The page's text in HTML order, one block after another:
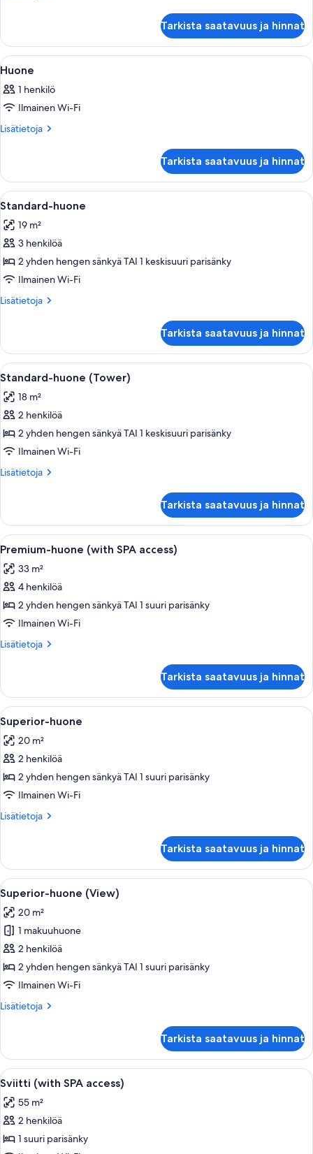
Tarkista saatavuus ja hinnat
Avaa
kaikki
huonetyypin
Huone
kuvat
Hotellihuone, jossa on kaksi
10
Huone
1 henkilö
Ilmainen Wi-Fi
Lisätietoja
Lisätietoja
Tarkista saatavuus ja hinnat
Avaa
kaikki
huonetyypin
Standard-
huone
kuvat
Hotellihuone, jossa on suuri sänky,
7
Standard-huone
19 m²
3 henkilöä
2 yhden hengen sänkyä TAI 1 keskisuuri parisänky
Ilmainen Wi-Fi
Lisätietoja
Lisätietoja
Tarkista saatavuus ja hinnat
Avaa
kaikki
huonetyypin
Standard-
huone
(Tower)
kuvat
Hotellihuone, jossa on kaksi
5
Standard-huone (Tower)
18 m²
2 henkilöä
2 yhden hengen sänkyä TAI 1 keskisuuri parisänky
Ilmainen Wi-Fi
Lisätietoja
Lisätietoja
(Tower)
Tarkista saatavuus ja hinnat
Avaa
kaikki
huonetyypin
Premium-
huone
(with
SPA
access)
Hotellihuone, jossa on suuri sänky,
7
Premium-huone (with SPA access)
33 m²
4 henkilöä
2 yhden hengen sänkyä TAI 1 suuri parisänky
Ilmainen Wi-Fi
Lisätietoja
Lisätietoja
(with
SPA
access)
Tarkista saatavuus ja hinnat
Avaa
kaikki
huonetyypin
Superior-
huone
kuvat
Hotellihuone, jossa on kaksi
10
Superior-huone
20 m²
2 henkilöä
2 yhden hengen sänkyä TAI 1 suuri parisänky
Ilmainen Wi-Fi
Lisätietoja
Lisätietoja
Tarkista saatavuus ja hinnat
Avaa
kaikki
huonetyypin
Superior-
huone
(View)
kuvat
Moderni hotellihuone, jossa on
5
Superior-huone (View)
20 m²
1 makuuhuone
2 henkilöä
2 yhden hengen sänkyä TAI 1 suuri parisänky
Ilmainen Wi-Fi
Lisätietoja
Lisätietoja
(View)
Tarkista saatavuus ja hinnat
Avaa
kaikki
huonetyypin
Sviitti
(with
Moderni hotellihuone, jossa on
6
Sviitti (with SPA access)
55 m²
2 henkilöä
1 suuri parisänky